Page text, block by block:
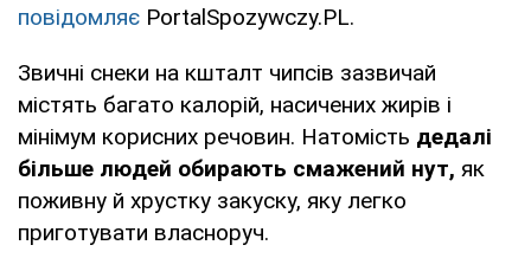
повідомляє PortalSpozywczy.PL.
Звичні снеки на кшталт чипсів зазвичай
містять багато калорій, насичених жирів і
мінімум корисних речовин. Натомість дедалі
більше людей обирають смажений нут, як
поживну й хрустку закуску, яку легко
приготувати власноруч.